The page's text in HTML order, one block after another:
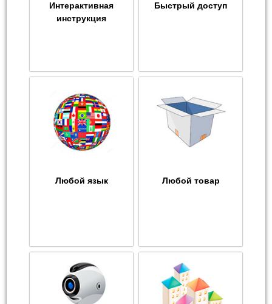
Интерактивная
инструкция
Быстрый доступ
Любой язык Любой товар